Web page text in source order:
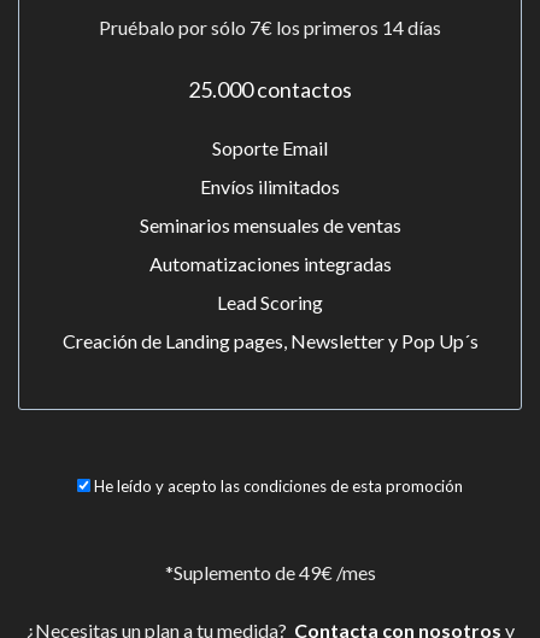
Pruébalo por sólo 7€ los primeros 14 días
25.000 contactos
Soporte Email
Envíos ilimitados
Seminarios mensuales de ventas
Automatizaciones integradas
Lead Scoring
Creación de Landing pages, Newsletter y Pop Up´s
*Suplemento de 49€ /mes
¿Necesitas un plan a tu medida? Contacta con nosotros y